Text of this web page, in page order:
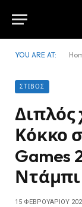
YOU ARE AT:
ΣΤΊΒΟΣ
Διπλός
Κόκκο
Games
Ντάμπι
15 ΦΕΒΡΟΥΑΡΊΟΥ